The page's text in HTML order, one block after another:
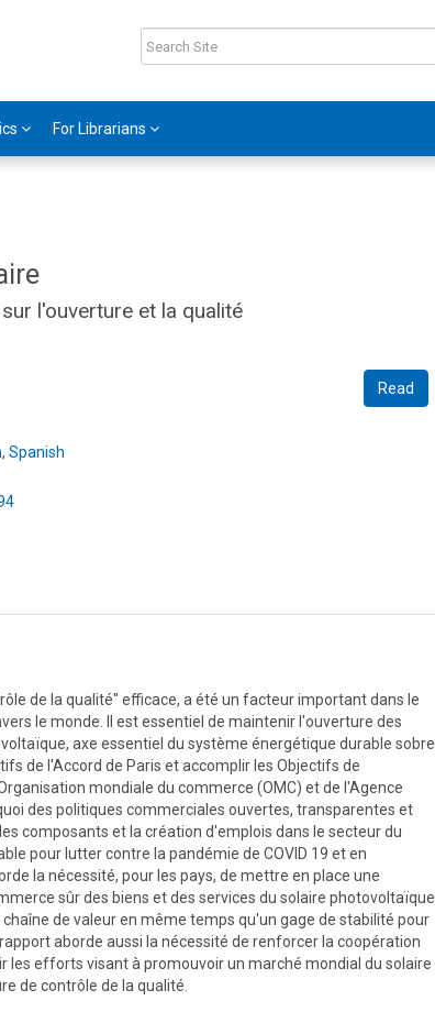
For Librarians
l'ouverture et la qualité
Read
,Spanish
de la qualité" efficace, a été un facteur important dans le
le monde. Il est essentiel de maintenir l'ouverture des
axe essentiel du système énergétique durable sobre
de l'Accord de Paris et accomplir les Objectifs de
mondiale du commerce (OMC) et de l'Agence
des politiques commerciales ouvertes, transparentes et
composants et la création d'emplois dans le secteur du
pour lutter contre la pandémie de COVID 19 et en
la nécessité, pour les pays, de mettre en place une
sûr des biens et des services du solaire photovoltaïque.
de valeur en même temps qu'un gage de stabilité pour
aborde aussi la nécessité de renforcer la coopération
efforts visant à promouvoir un marché mondial du solaire
de contrôle de la qualité.